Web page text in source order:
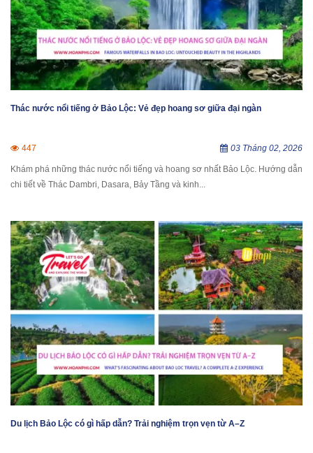
Thác nước nổi tiếng ở Bảo Lộc: Vẻ đẹp hoang sơ giữa đại ngàn
447 03 Tháng 02, 2026
Khám phá những thác nước nổi tiếng và hoang sơ nhất Bảo Lộc. Hướng dẫn
chi tiết về Thác Dambri, Dasara, Bảy Tầng và kinh...
Du lịch Bảo Lộc có gì hấp dẫn? Trải nghiệm trọn vẹn từ A–Z